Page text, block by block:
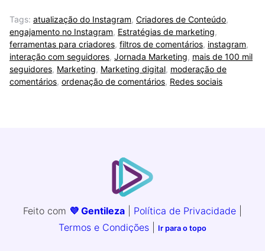
Tags: atualização do Instagram, Criadores de Conteúdo,
engajamento no Instagram, Estratégias de marketing,
ferramentas para criadores, filtros de comentários, instagram,
interação com seguidores, Jornada Marketing, mais de 100 mil
seguidores, Marketing, Marketing digital, moderação de
comentários, ordenação de comentários, Redes sociais
Feito com 💜 Gentileza Política de Privacidade
Termos e Condições
Ir para o topo